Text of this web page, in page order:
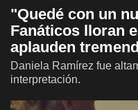
"Quedé con un
Fanáticos lloran
aplauden
Daniela Ramírez fue
interpretación.